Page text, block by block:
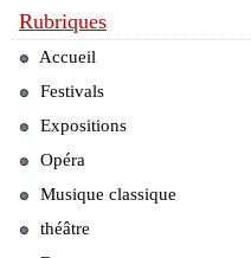
Rubriques
Accueil
Festivals
Expositions
Opéra
Musique classique
théâtre